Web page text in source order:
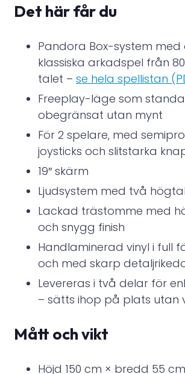
Det här får du
Pandora Box-system med
klassiska arkadspel från
talet – se hela spellistan
Freeplay-läge som
obegränsat utan mynt
För 2 spelare, med
joysticks och slitstarka
19″ skärm
Ljudsystem med två
Lackad trästomme med
och snygg finish
Handlaminerad vinyl i full
och med skarp
Levereras i två delar för
– sätts ihop på plats utan
Mått och vikt
Höjd 150 cm × bredd 55